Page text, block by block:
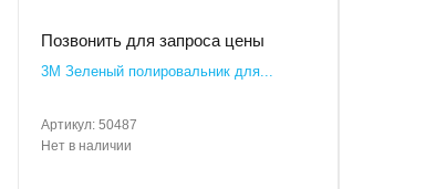
Позвонить для запроса цены
3M Зеленый полировальник для...
Артикул: 50487
Нет в наличии